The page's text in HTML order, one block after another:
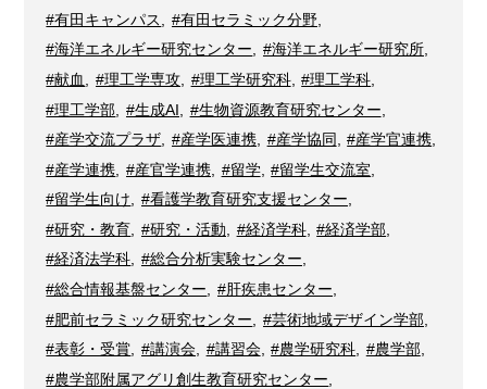
#有田キャンパス
#有田セラミック分野,
#海洋エネルギー研究センター, #海洋エネルギー研究所,
#献血
#理工学専攻, #理工学研究科, #理工学科
#理工学部
#生成AI #生物資源教育研究センター
#産学交流プラザ
#産学医連携, #産学協同 #産学官連携
#産学連携
#産官学連携, #留学, #留学生交流室
#留学生向け, #看護学教育研究支援センター,
#研究・教育
#研究・活動 #経済学科, #経済学部
#経済法学科, #総合分析実験センター,
#総合情報基盤センター
#肝疾患センター
#肥前セラミック研究センター
#芸術地域デザイン学部,
#表彰・受賞, #講演会, #講習会, #農学研究科, #農学部,
#農学部附属アグリ創生教育研究センター